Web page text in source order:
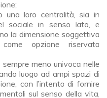
una loro centralità, sia in
sociale in senso lato, e
la dimensione soggettiva
opzione riservata
meno univoca nelle
luogo ad ampi spazi di
con l’intento di fornire
sul senso della vita,